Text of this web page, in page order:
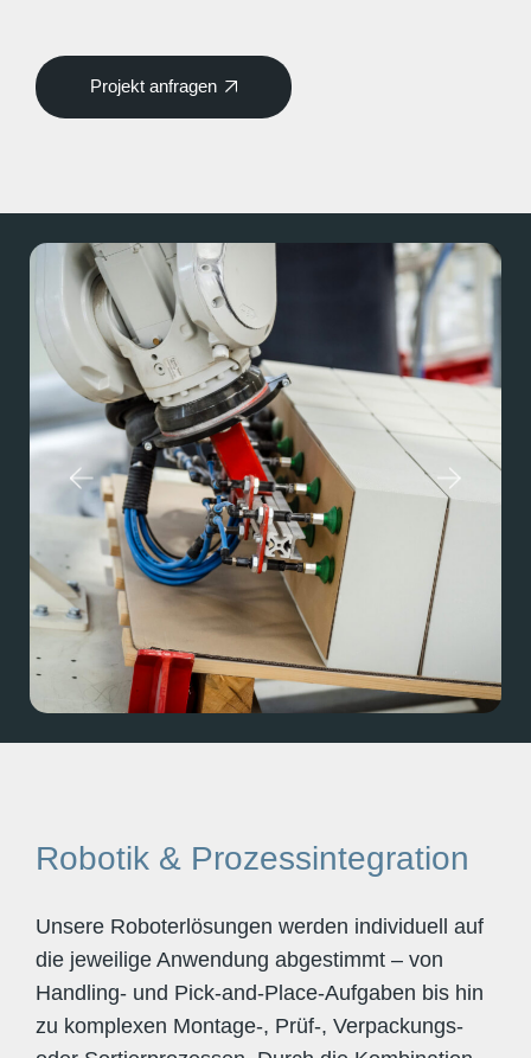
Projekt anfragen
Robotik & Prozessintegration
Unsere Roboterlösungen werden individuell auf
die jeweilige Anwendung abgestimmt – von
Handling- und Pick-and-Place-Aufgaben bis hin
zu komplexen Montage-, Prüf-, Verpackungs-